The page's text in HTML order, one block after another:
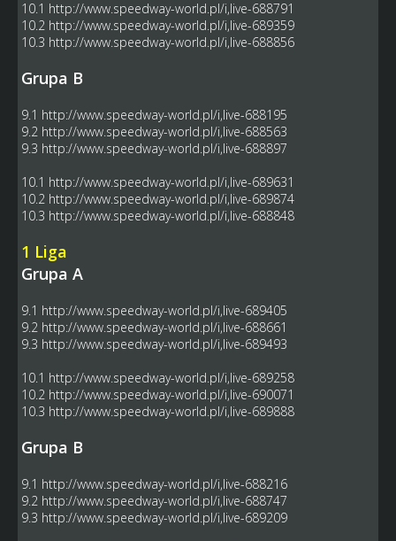
10.1 http://www.speedway-world.pl/i,live-688791
10.2 http://www.speedway-world.pl/i,live-689359
10.3 http://www.speedway-world.pl/i,live-688856
Grupa B
9.1 http://www.speedway-world.pl/i,live-688195
9.2 http://www.speedway-world.pl/i,live-688563
9.3 http://www.speedway-world.pl/i,live-688897
10.1 http://www.speedway-world.pl/i,live-689631
10.2 http://www.speedway-world.pl/i,live-689874
10.3 http://www.speedway-world.pl/i,live-688848
1 Liga
Grupa A
9.1 http://www.speedway-world.pl/i,live-689405
9.2 http://www.speedway-world.pl/i,live-688661
9.3 http://www.speedway-world.pl/i,live-689493
10.1 http://www.speedway-world.pl/i,live-689258
10.2 http://www.speedway-world.pl/i,live-690071
10.3 http://www.speedway-world.pl/i,live-689888
Grupa B
9.1 http://www.speedway-world.pl/i,live-688216
9.2 http://www.speedway-world.pl/i,live-688747
9.3 http://www.speedway-world.pl/i,live-689209